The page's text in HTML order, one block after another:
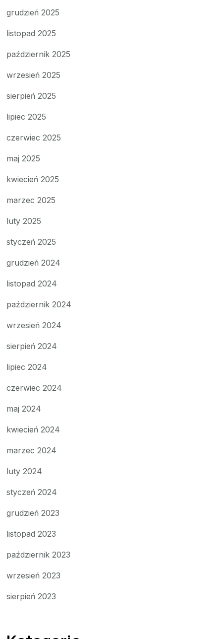
grudzień 2025
listopad 2025
październik 2025
wrzesień 2025
sierpień 2025
lipiec 2025
czerwiec 2025
maj 2025
kwiecień 2025
marzec 2025
luty 2025
styczeń 2025
grudzień 2024
listopad 2024
październik 2024
wrzesień 2024
sierpień 2024
lipiec 2024
czerwiec 2024
maj 2024
kwiecień 2024
marzec 2024
luty 2024
styczeń 2024
grudzień 2023
listopad 2023
październik 2023
wrzesień 2023
sierpień 2023